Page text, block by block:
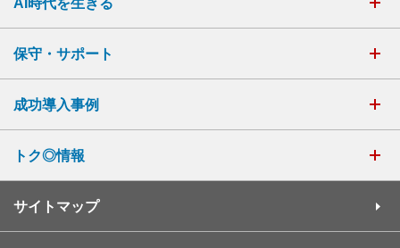
保守・サポート
成功導入事例
トク◎情報
サイトマップ